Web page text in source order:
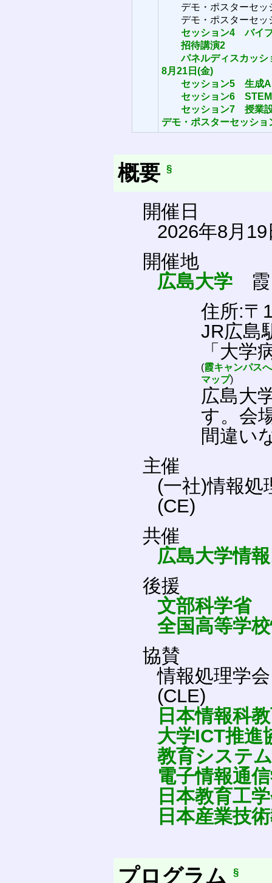
デモ・ポスターセッ
デモ・ポスターセッ
セッション4 バイ
招待講演2
パネルディスカッシ
8月21日(金)
セッション5 生成
セッション6 STEM
セッション7 授業
デモ・ポスターセッショ
概要 §
開催日
2026年8月
開催地
広島大学霞
住所:〒
JR広島
「大学
(霞キャンパス
マップ)
広島大
す。会
間違い
主催
(一社)情報
(CE)
共催
広島大学情
後援
文部科学省
全国高等学
協賛
情報処理学
(CLE)
日本情報科
大学ICT推進
教育システ
電子情報通
日本教育工
日本産業技
プログラム §